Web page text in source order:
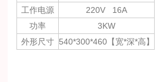
工作电源
220V 16A
功率
3KW
外形尺寸 540*300*460【宽*深*高】